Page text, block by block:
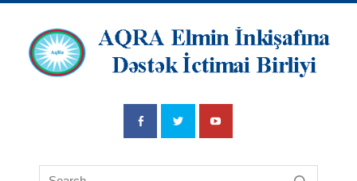
İnkişafına
Dətsək İctimai
Birliyi